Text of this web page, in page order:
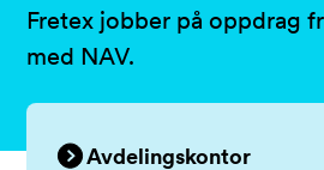
Fretex jobber på oppdrag
med NAV.
Avdelingskontor